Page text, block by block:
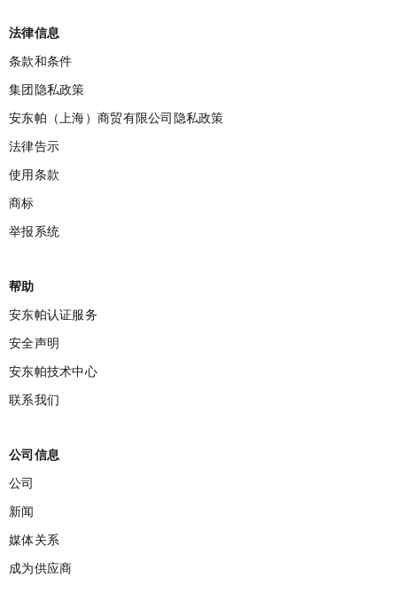
法律信息
条款和条件
集团隐私政策
安东帕（上海）商贸有限公司隐私政策
法律告示
使用条款
商标
举报系统‌
帮助
安东帕认证服务
安全声明
安东帕技术中心
联系我们
公司信息
公司
新闻
媒体关系
成为供应商